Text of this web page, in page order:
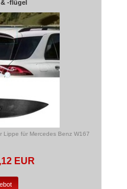
-flügel
Lippe für Mercedes Benz W167
EUR